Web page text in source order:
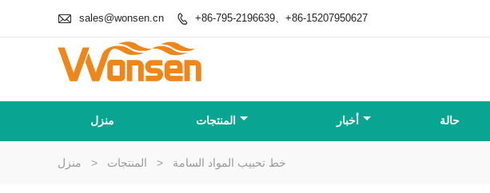
 sales@wonsen.cn  +86-795-2196639、+86-15207950627
منزل المنتجات أخبار حالة
منزل > المنتجات > خط تحبيب المواد السامة